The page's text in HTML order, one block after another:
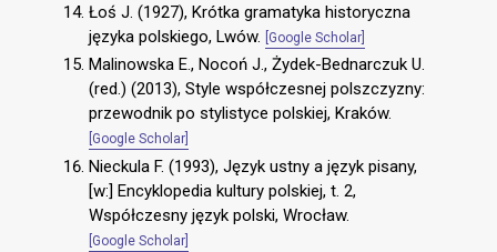
Łoś J. (1927), Krótka gramatyka historyczna
języka polskiego, Lwów.
[Google Scholar]
Malinowska E., Nocoń J., Żydek-Bednarczuk U.
(red.) (2013), Style współczesnej polszczyzny:
przewodnik po stylistyce polskiej, Kraków.
[Google Scholar]
Nieckula F. (1993), Język ustny a język pisany,
[w:] Encyklopedia kultury polskiej, t. 2,
Współczesny język polski, Wrocław.
[Google Scholar]